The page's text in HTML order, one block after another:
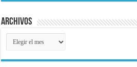
Archivos
Archivos